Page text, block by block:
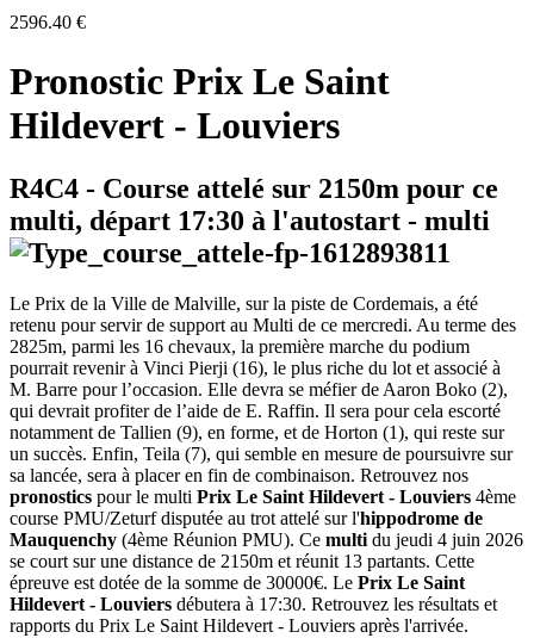
2596.40 €
Pronostic Prix Le Saint
Hildevert - Louviers
R4C4 - Course attelé sur 2150m pour ce
multi, départ 17:30 à l'autostart - multi
Le Prix de la Ville de Malville, sur la piste de Cordemais, a été
retenu pour servir de support au Multi de ce mercredi. Au terme des
2825m, parmi les 16 chevaux, la première marche du podium
pourrait revenir à Vinci Pierji (16), le plus riche du lot et associé à
M. Barre pour l’occasion. Elle devra se méfier de Aaron Boko (2),
qui devrait profiter de l’aide de E. Raffin. Il sera pour cela escorté
notamment de Tallien (9), en forme, et de Horton (1), qui reste sur
un succès. Enfin, Teila (7), qui semble en mesure de poursuivre sur
sa lancée, sera à placer en fin de combinaison. Retrouvez nos
pronostics pour le multi Prix Le Saint Hildevert - Louviers 4ème
course PMU/Zeturf disputée au trot attelé sur l'hippodrome de
Mauquenchy (4ème Réunion PMU). Ce multi du jeudi 4 juin 2026
se court sur une distance de 2150m et réunit 13 partants. Cette
épreuve est dotée de la somme de 30000€. Le Prix Le Saint
Hildevert - Louviers débutera à 17:30. Retrouvez les résultats et
rapports du Prix Le Saint Hildevert - Louviers après l'arrivée.